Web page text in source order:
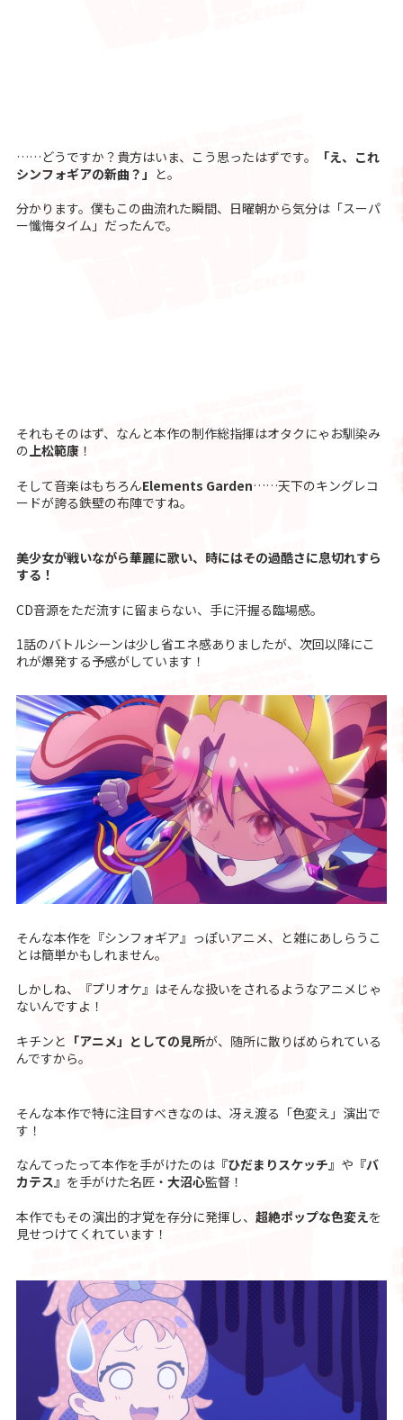
……どうですか？貴方はいま、こう思ったはずです。
「え、これ
シンフォギアの新曲？」 と。
分かります。僕もこの曲流れた瞬間、日曜朝から気分は「スーパ
ー懺悔タイム」だったんで。
それもそのはず、なんと本作の制作総指揮はオタクにゃお馴染み
の上松範康 ！
そして音楽はもちろんElements Garden……天下のキングレコ
ードが誇る鉄壁の布陣ですね。
美少女が戦いながら華麗に歌い、時にはその過酷さに息切れすら
する！
CD音源をただ流すに留まらない、手に汗握る臨場感。
1話のバトルシーンは少し省エネ感ありましたが、次回以降にこ
れが爆発する予感がしています！
そんな本作を『シンフォギア』っぽいアニメ、と雑にあしらうこ
とは簡単かもしれません。
しかしね、『プリオケ』はそんな扱いをされるようなアニメじゃ
ないんですよ！
キチンと 「アニメ」としての見所が、随所に散りばめられている
んですから。
そんな本作で特に注目すべきなのは、冴え渡る「色変え」演出で
す！
なんてったって本作を手がけたのは 『ひだまりスケッチ』 や 『バ
カテス』 を手がけた名匠・大沼心監督！
本作でもその演出的才覚を存分に発揮し、超絶ポップな色変えを
見せつけてくれています！